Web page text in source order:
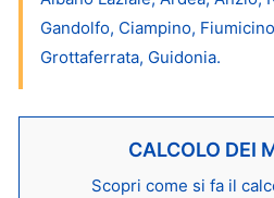
Gandolfo, Ciampino,
Grottaferrata, Guidonia.
CALCOLO DEI
Scopri come si fa il